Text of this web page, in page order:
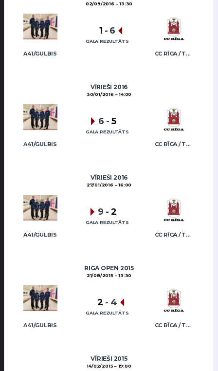
02/09/2016 13:30
A41/GULBIS CC RĪGA / TRUKŠĀNS
1 - 6
GALA REZULTĀTS
VĪRIEŠI 2016
30/01/2016 14:00
A41/GULBIS CC RĪGA / TRUKŠĀNS
6 - 5
GALA REZULTĀTS
VĪRIEŠI 2016
27/01/2016 16:00
A41/GULBIS CC RĪGA / TRUKŠĀNS
9 - 2
GALA REZULTĀTS
RIGA OPEN 2015
21/08/2015 13:30
A41/GULBIS CC RĪGA / TRUKŠĀNS
2 - 4
GALA REZULTĀTS
VĪRIEŠI 2015
14/02/2015 19:00